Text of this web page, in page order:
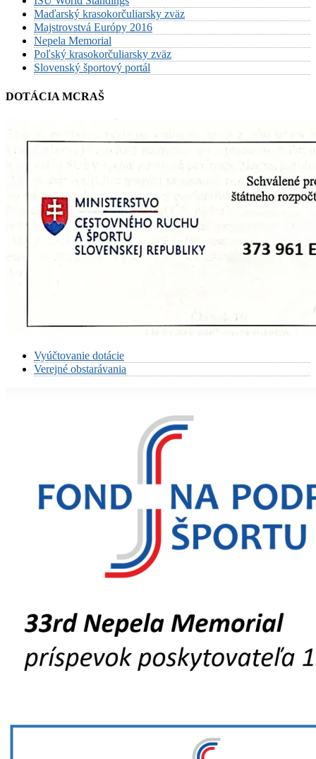
Maďarský krasokorčuliarsky zväz
Majstrovstvá Európy 2016
Nepela Memorial
Poľský krasokorčuliarsky zväz
Slovenský športový portál
DOTÁCIA MCRAŠ
Vyúčtovanie dotácie
Verejné obstarávania